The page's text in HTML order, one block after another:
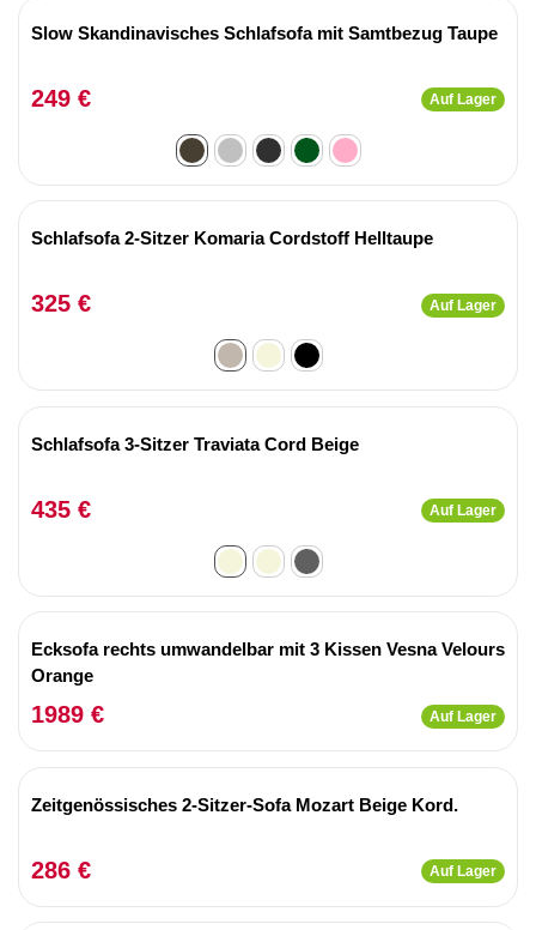
Slow Skandinavisches Schlafsofa mit Samtbezug Taupe
249 € Auf Lager
Schlafsofa 2-Sitzer Komaria Cordstoff Helltaupe
325 € Auf Lager
Schlafsofa 3-Sitzer Traviata Cord Beige
435 € Auf Lager
Ecksofa rechts umwandelbar mit 3 Kissen Vesna Velours
Orange
1989 € Auf Lager
Zeitgenössisches 2-Sitzer-Sofa Mozart Beige Kord.
286 € Auf Lager